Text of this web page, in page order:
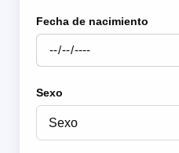
Fecha de nacimiento
Sexo